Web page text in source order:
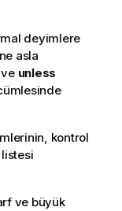
deyimlere
asla
unless
kontrol
ve büyük